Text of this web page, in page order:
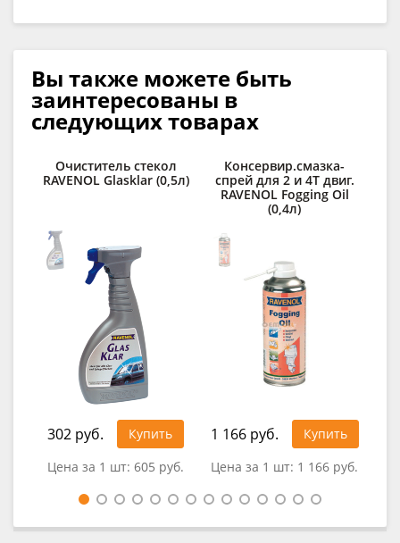
Вы также можете быть
заинтересованы в
следующих товарах
Очиститель стекол
RAVENOL Glasklar (0,5л)
302 руб.
Купить
Цена за 1 шт: 605 руб.
Консервир.смазка-
спрей для 2 и 4Т двиг.
RAVENOL Fogging Oil
(0,4л)
1 166 руб.
Купить
Цена за 1 шт: 1 166 руб.